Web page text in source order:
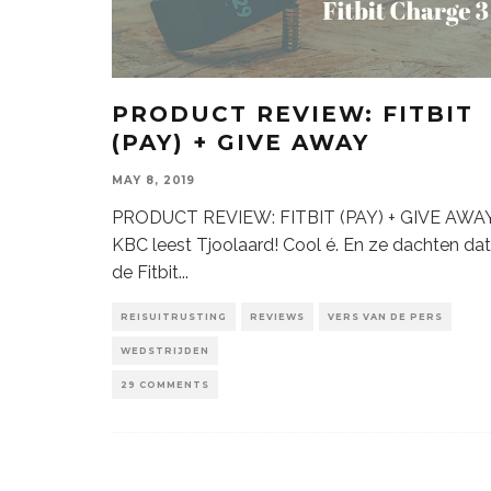
PRODUCT REVIEW: FITBIT
(PAY) + GIVE AWAY
MAY 8, 2019
PRODUCT REVIEW: FITBIT (PAY) + GIVE
KBC leest Tjoolaard! Cool é. En ze dachten dat
de Fitbit...
REISUITRUSTING REVIEWS VERS VAN DE PERS
WEDSTRIJDEN
29 COMMENTS